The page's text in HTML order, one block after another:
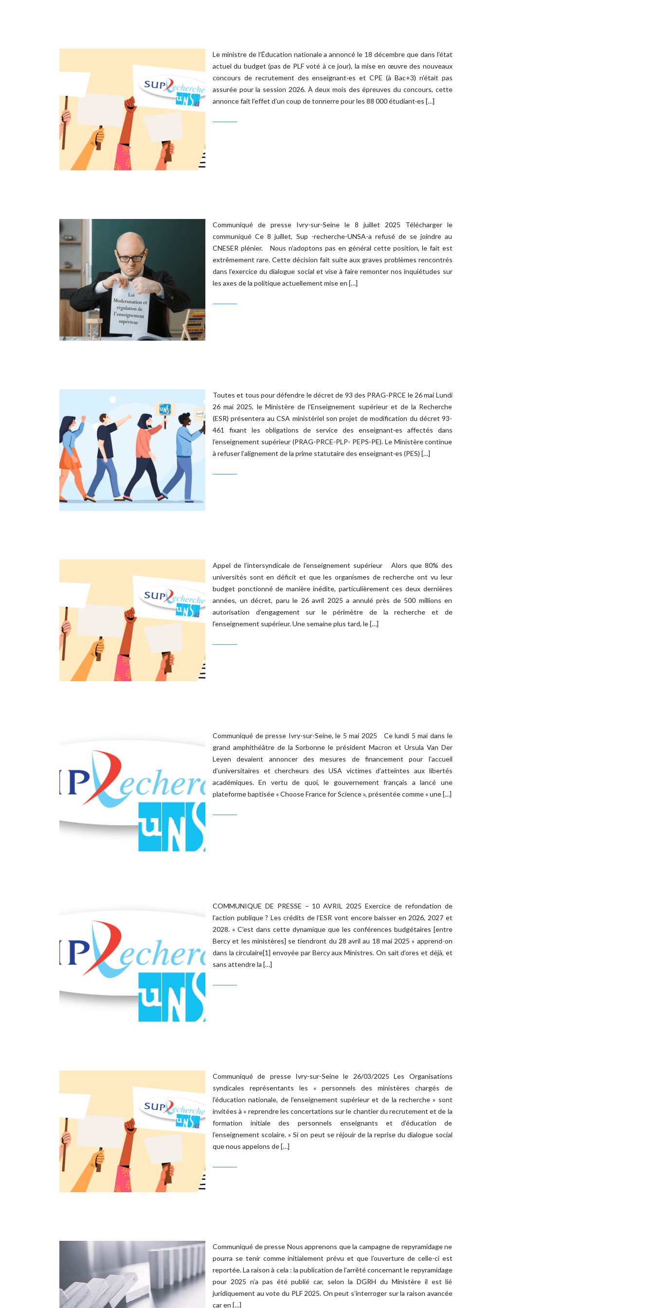
Le ministre de l’Éducation nationale a annoncé le 18 décembre que dans l’état
actuel du budget (pas de PLF voté à ce jour), la mise en œuvre des nouveaux
concours de recrutement des enseignant·es et CPE (à Bac+3) n’était pas
assurée pour la session 2026. À deux mois des épreuves du concours, cette
annonce fait l’effet d’un coup de tonnerre pour les 88 000 étudiant·es […]
Communiqué de presse Ivry-sur-Seine le 8 juillet 2025 Télécharger le
communiqué Ce 8 juillet, Sup -recherche-UNSA-a refusé de se joindre au
CNESER plénier. Nous n’adoptons pas en général cette position, le fait est
extrêmement rare. Cette décision fait suite aux graves problèmes rencontrés
dans l’exercice du dialogue social et vise à faire remonter nos inquiétudes sur
les axes de la politique actuellement mise en […]
Toutes et tous pour défendre le décret de 93 des PRAG-PRCE le 26 mai Lundi
26 mai 2025, le Ministère de l’Enseignement supérieur et de la Recherche
(ESR) présentera au CSA ministériel son projet de modification du décret 93-
461 fixant les obligations de service des enseignant·es affectés dans
l’enseignement supérieur (PRAG-PRCE-PLP- PEPS-PE). Le Ministère continue
à refuser l’alignement de la prime statutaire des enseignant·es (PES) […]
Appel de l’intersyndicale de l’enseignement supérieur Alors que 80% des
universités sont en déficit et que les organismes de recherche ont vu leur
budget ponctionné de manière inédite, particulièrement ces deux dernières
années, un décret, paru le 26 avril 2025 a annulé près de 500 millions en
autorisation d’engagement sur le périmètre de la recherche et de
l’enseignement supérieur. Une semaine plus tard, le […]
Communiqué de presse Ivry-sur-Seine, le 5 mai 2025 Ce lundi 5 mai dans le
grand amphithéâtre de la Sorbonne le président Macron et Ursula Van Der
Leyen devaient annoncer des mesures de financement pour l’accueil
d’universitaires et chercheurs des USA victimes d’atteintes aux libertés
académiques. En vertu de quoi, le gouvernement français a lancé une
plateforme baptisée « Choose France for Science », présentée comme « une […]
COMMUNIQUE DE PRESSE – 10 AVRIL 2025 Exercice de refondation de
l’action publique ? Les crédits de l’ESR vont encore baisser en 2026, 2027 et
2028. « C’est dans cette dynamique que les conférences budgétaires [entre
Bercy et les ministères] se tiendront du 28 avril au 18 mai 2025 » apprend-on
dans la circulaire[1] envoyée par Bercy aux Ministres. On sait d’ores et déjà, et
sans attendre la […]
Communiqué de presse Ivry-sur-Seine le 26/03/2025 Les Organisations
syndicales représentants les « personnels des ministères chargés de
l’éducation nationale, de l’enseignement supérieur et de la recherche » sont
invitées à « reprendre les concertations sur le chantier du recrutement et de la
formation initiale des personnels enseignants et d’éducation de
l’enseignement scolaire. » Si on peut se réjouir de la reprise du dialogue social
que nous appelons de […]
Communiqué de presse Nous apprenons que la campagne de repyramidage ne
pourra se tenir comme initialement prévu et que l’ouverture de celle-ci est
reportée. La raison à cela : la publication de l’arrêté concernant le repyramidage
pour 2025 n’a pas été publié car, selon la DGRH du Ministère il est lié
juridiquement au vote du PLF 2025. On peut s’interroger sur la raison avancée
car en […]